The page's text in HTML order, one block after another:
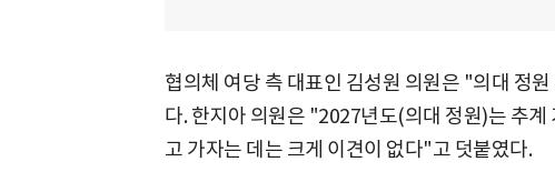
협의체 여당 측 대표인 김성원 의원은 "의대 정
다. 한지아 의원은 "2027년도(의대 정원)는 추
고 가자는 데는 크게 이견이 없다"고 덧붙였다.